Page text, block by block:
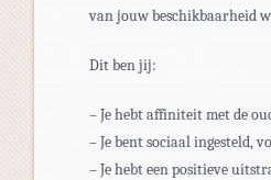
van jouw beschikbaarheid
Dit ben jij:
– Je hebt affiniteit met de
– Je bent sociaal ingesteld,
– Je hebt een positieve